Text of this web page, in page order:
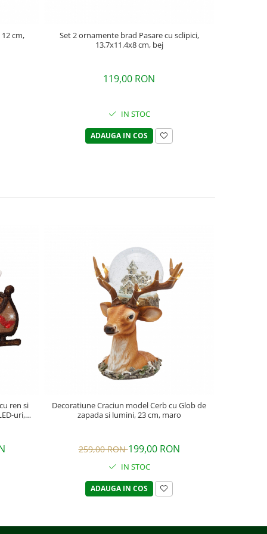
cm,
Set 2 ornamente brad Pasare cu sclipici,
13.7x11.4x8 cm, bej
119,00 RON
IN STOC
ADAUGA IN COS
ren si
uri,
Decoratiune Craciun model Cerb cu Glob de
zapada si lumini, 23 cm, maro
259,00 RON199,00 RON
IN STOC
ADAUGA IN COS